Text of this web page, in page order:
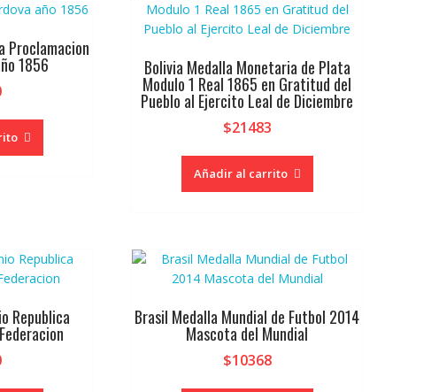
Proclamacion
1856 Bolivia Medalla Monetaria de Plata
Modulo 1 Real 1865 en Gratitud del
Pueblo al Ejercito Leal de Diciembre
$21483
Añadir al carrito
Republica Brasil Medalla Mundial de Futbol 2014
Mascota del Mundial
$10368